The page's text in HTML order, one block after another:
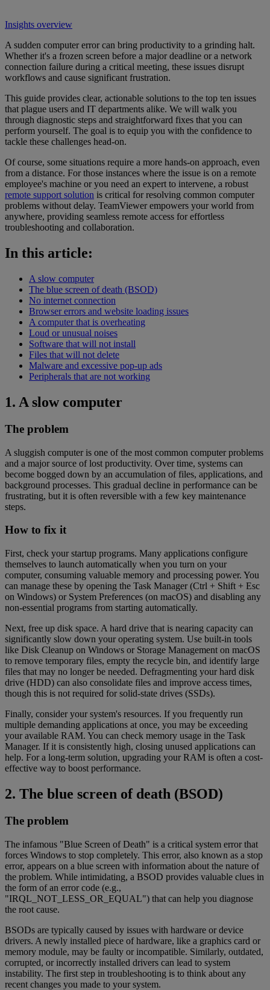
Insights overview
A sudden computer error can bring productivity to a grinding halt.
Whether it's a frozen screen before a major deadline or a network
connection failure during a critical meeting, these issues disrupt
workflows and cause significant frustration.
This guide provides clear, actionable solutions to the top ten issues
that plague users and IT departments alike. We will walk you
through diagnostic steps and straightforward fixes that you can
perform yourself. The goal is to equip you with the confidence to
tackle these challenges head-on.
Of course, some situations require a more hands-on approach, even
from a distance. For those instances where the issue is on a remote
employee's machine or you need an expert to intervene, a robust
remote support solution is critical for resolving common computer
problems without delay. TeamViewer empowers your world from
anywhere, providing seamless remote access for effortless
troubleshooting and collaboration.
In this article:
A slow computer
The blue screen of death (BSOD)
No internet connection
Browser errors and website loading issues
A computer that is overheating
Loud or unusual noises
Software that will not install
Files that will not delete
Malware and excessive pop-up ads
Peripherals that are not working
1. A slow computer
The problem
A sluggish computer is one of the most common computer problems
and a major source of lost productivity. Over time, systems can
become bogged down by an accumulation of files, applications, and
background processes. This gradual decline in performance can be
frustrating, but it is often reversible with a few key maintenance
steps.
How to fix it
First, check your startup programs. Many applications configure
themselves to launch automatically when you turn on your
computer, consuming valuable memory and processing power. You
can manage these by opening the Task Manager (Ctrl + Shift + Esc
on Windows) or System Preferences (on macOS) and disabling any
non-essential programs from starting automatically.
Next, free up disk space. A hard drive that is nearing capacity can
significantly slow down your operating system. Use built-in tools
like Disk Cleanup on Windows or Storage Management on macOS
to remove temporary files, empty the recycle bin, and identify large
files that may no longer be needed. Defragmenting your hard disk
drive (HDD) can also consolidate files and improve access times,
though this is not required for solid-state drives (SSDs).
Finally, consider your system's resources. If you frequently run
multiple demanding applications at once, you may be exceeding
your available RAM. You can check memory usage in the Task
Manager. If it is consistently high, closing unused applications can
help. For a long-term solution, upgrading your RAM is often a cost-
effective way to boost performance.
2. The blue screen of death (BSOD)
The problem
The infamous "Blue Screen of Death" is a critical system error that
forces Windows to stop completely. This error, also known as a stop
error, appears on a blue screen with information about the nature of
the problem. While intimidating, a BSOD provides valuable clues in
the form of an error code (e.g.,
"IRQL_NOT_LESS_OR_EQUAL") that can help you diagnose
the root cause.
BSODs are typically caused by issues with hardware or device
drivers. A newly installed piece of hardware, like a graphics card or
memory module, may be faulty or incompatible. Similarly, outdated,
corrupted, or incorrectly installed drivers can lead to system
instability. The first step in troubleshooting is to think about any
recent changes you made to your system.